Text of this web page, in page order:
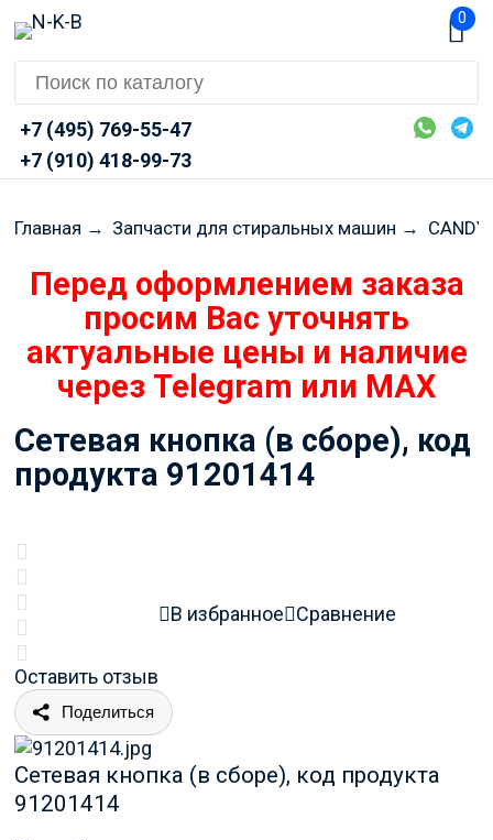
0
+7 (495) 769-55-47
+7 (910) 418-99-73
Главная → Запчасти для стиральных машин → CANDY
Сетевая кнопка (в сборе), код
продукта 91201414
Оставить отзыв
В избранное Сравнение
Поделиться
Сетевая кнопка (в сборе), код продукта
91201414